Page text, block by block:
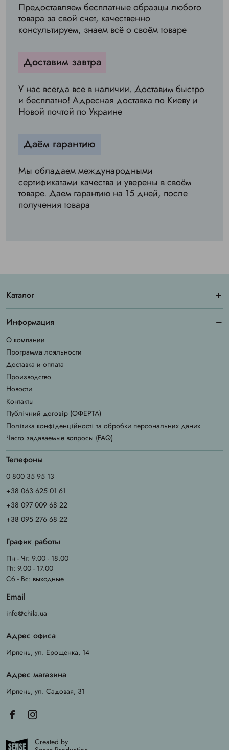
Предоставляем бесплатные образцы любого
товара за свой счет, качественно
консультируем, знаем всё о своём товаре
Доставим завтра
У нас всегда все в наличии. Доставим быстро
и бесплатно! Адресная доставка по Киеву и
Новой почтой по Украине
Даём гарантию
Мы обладаем международными
сертификатами качества и уверены в своём
товаре. Даем гарантию на 15 дней, после
получения товара
Каталог
Информация
О компании
Программа лояльности
Доставка и оплата
Производство
Новости
Контакты
Публічний договір (ОФЕРТА)
Політика конфіденційності та обробки персональних даних
Часто задаваемые вопросы (FAQ)
Телефоны
0 800 35 95 13
+38 063 625 01 61
+38 097 009 68 22
+38 095 276 68 22
График работы
Пн - Чт: 9.00 - 18.00
Пт: 9.00 - 17.00
Сб - Вс: выходные
Email
info@chila.ua
Адрес офиса
Ирпень, ул. Ерощенка, 14
Адрес магазина
Ирпень, ул. Садовая, 31
Created by